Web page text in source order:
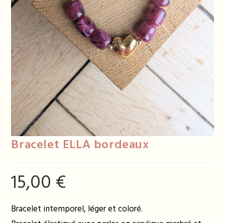
Bracelet ELLA bordeaux
15,00 €
Bracelet intemporel, léger et coloré.